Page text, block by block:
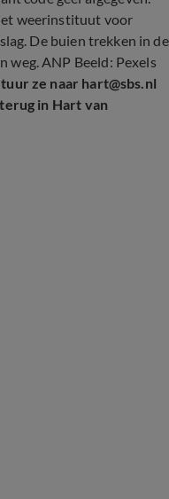
weerinstituut voor
De buien trekken in de
weg. ANP Beeld: Pexels
ze naar hart@sbs.nl
in Hart van